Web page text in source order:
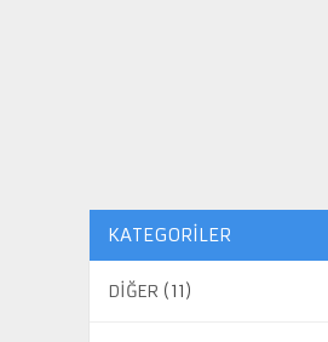
KATEGORILER
DİĞER (11)